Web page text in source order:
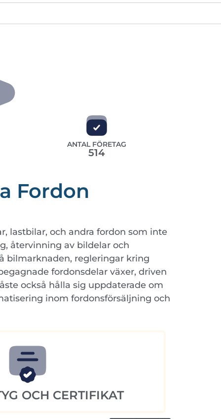
ANTAL FÖRETAG
514
Fordon
lastbilar, och andra fordon som inte
återvinning av bildelar och
bilmarknaden, regleringar kring
fordonsdelar växer, driven
också hålla sig uppdaterade om
inom fordonsförsäljning och
OCH CERTIFIKAT